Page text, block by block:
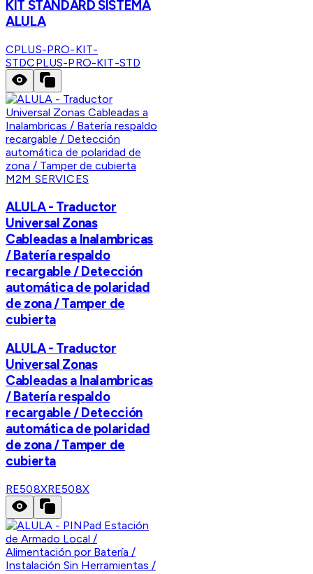
KIT STANDARD SISTEMA
ALULA
CPLUS-PRO-KIT-
STDCPLUS-PRO-KIT-STD
M2M SERVICES
ALULA - Traductor
Universal Zonas
Cableadas a Inalambricas
/ Batería respaldo
recargable / Detección
automática de polaridad
de zona / Tamper de
cubierta
ALULA - Traductor
Universal Zonas
Cableadas a Inalambricas
/ Batería respaldo
recargable / Detección
automática de polaridad
de zona / Tamper de
cubierta
RE508XRE508X